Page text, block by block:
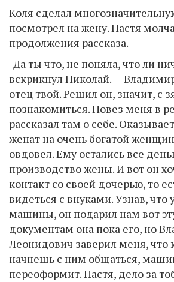
Коля сделал
посмотрел на жену. Настя
продолжения рассказа.
-Да ты что, не поняла, что ли
вскрикнул Николай. —
отец твой. Решил он, значит, с
познакомиться. Повез меня в
рассказал там о себе.
женат на очень богатой
овдовел. Ему остались все
производство жены. И вот он
контакт со своей дочерью, то
видеться с внуками. Узнав, что
машины, он подарил нам вот
документам она пока его, но
Леонидович заверил меня, что
начнешь с ним общаться,
переоформит. Настя, дело за